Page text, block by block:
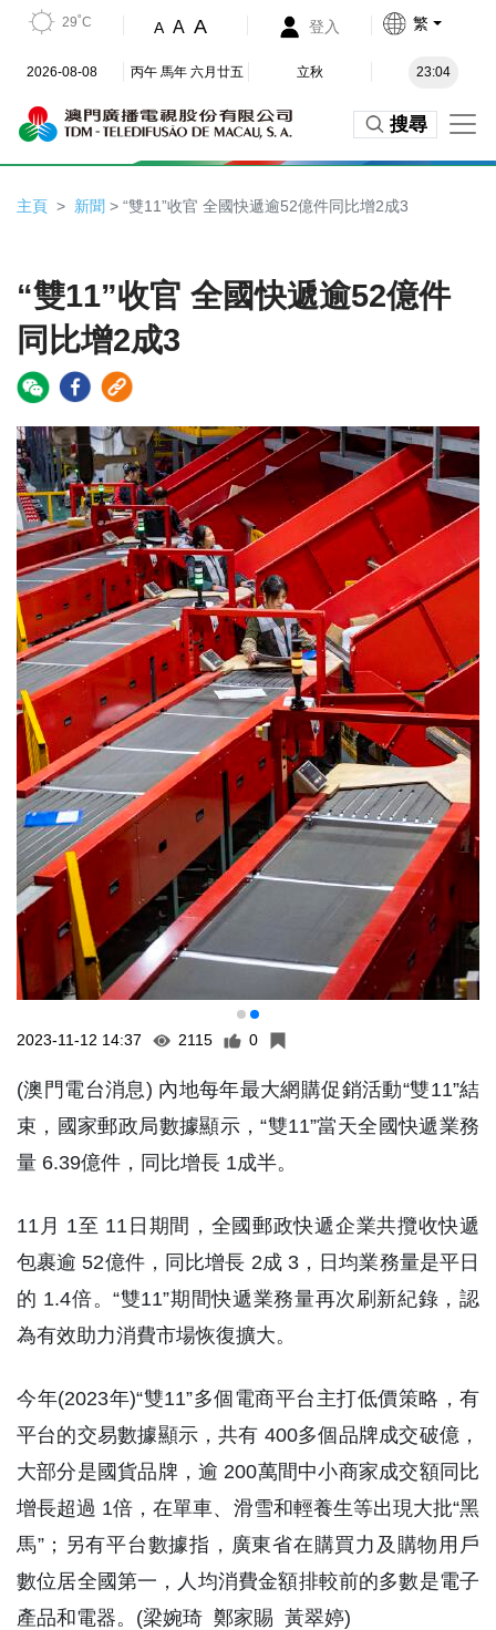
29˚C A A A 登入 繁
2026-08-08 丙午 馬年 六月廿五 立秋 23:04
搜尋
主頁 新聞 > “雙11”收官 全國快遞逾52億件同比增2成3
“雙11”收官 全國快遞逾52億件
同比增2成3
2023-11-12 14:37 2115 0
(澳門電台消息) 內地每年最大網購促銷活動“雙11”結
束，國家郵政局數據顯示，“雙11”當天全國快遞業務
量 6.39億件，同比增長 1成半。
11月 1至 11日期間，全國郵政快遞企業共攬收快遞
包裹逾 52億件，同比增長 2成 3，日均業務量是平日
的 1.4倍。“雙11”期間快遞業務量再次刷新紀錄，認
為有效助力消費市場恢復擴大。
今年(2023年)“雙11”多個電商平台主打低價策略，有
平台的交易數據顯示，共有 400多個品牌成交破億，
大部分是國貨品牌，逾 200萬間中小商家成交額同比
增長超過 1倍，在單車、滑雪和輕養生等出現大批“黑
馬”；另有平台數據指，廣東省在購買力及購物用戶
數位居全國第一，人均消費金額排較前的多數是電子
產品和電器。(梁婉琦 鄭家賜 黃翠婷)